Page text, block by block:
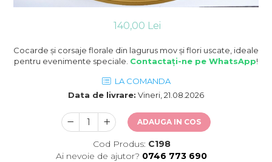
140,00 Lei
Cocarde și corsaje florale din lagurus mov și flori uscate, ideale
pentru evenimente speciale. Contactați-ne pe WhatsApp!
LA COMANDA
Data de livrare: Vineri, 21.08.2026
ADAUGA IN COS
Cod Produs: C198
Ai nevoie de ajutor? 0746 773 690